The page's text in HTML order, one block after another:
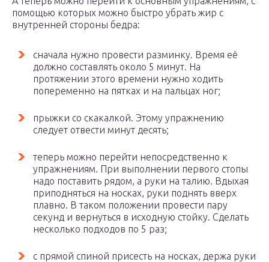
помощью которых можно быстро убрать жир с
внутренней стороны бедра:
сначала нужно провести разминку. Время её
должно составлять около 5 минут. На
протяжении этого времени нужно ходить
попеременно на пятках и на пальцах ног;
прыжки со скакалкой. Этому упражнению
следует отвести минут десять;
теперь можно перейти непосредственно к
упражнениям. При выполнении первого стопы
надо поставить рядом, а руки на талию. Вдыхая
приподняться на носках, руки поднять вверх
плавно. В таком положении провести пару
секунд и вернуться в исходную стойку. Сделать
несколько подходов по 5 раз;
с прямой спиной присесть на носках, держа руки